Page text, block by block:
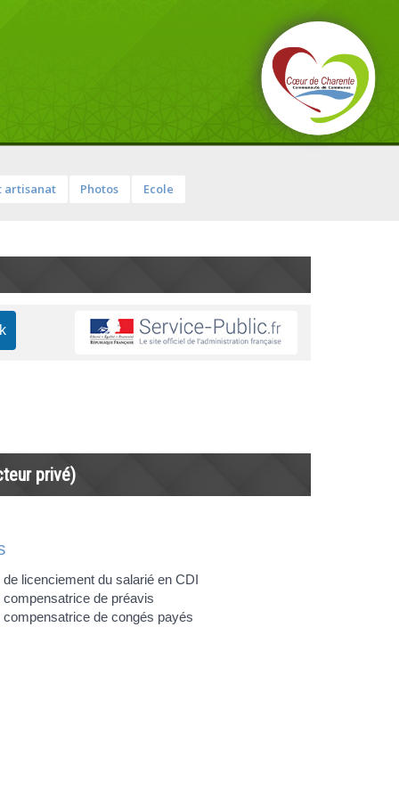
artisanat Photos Ecole
privé)
de licenciement du salarié en CDI
compensatrice de préavis
compensatrice de congés payés